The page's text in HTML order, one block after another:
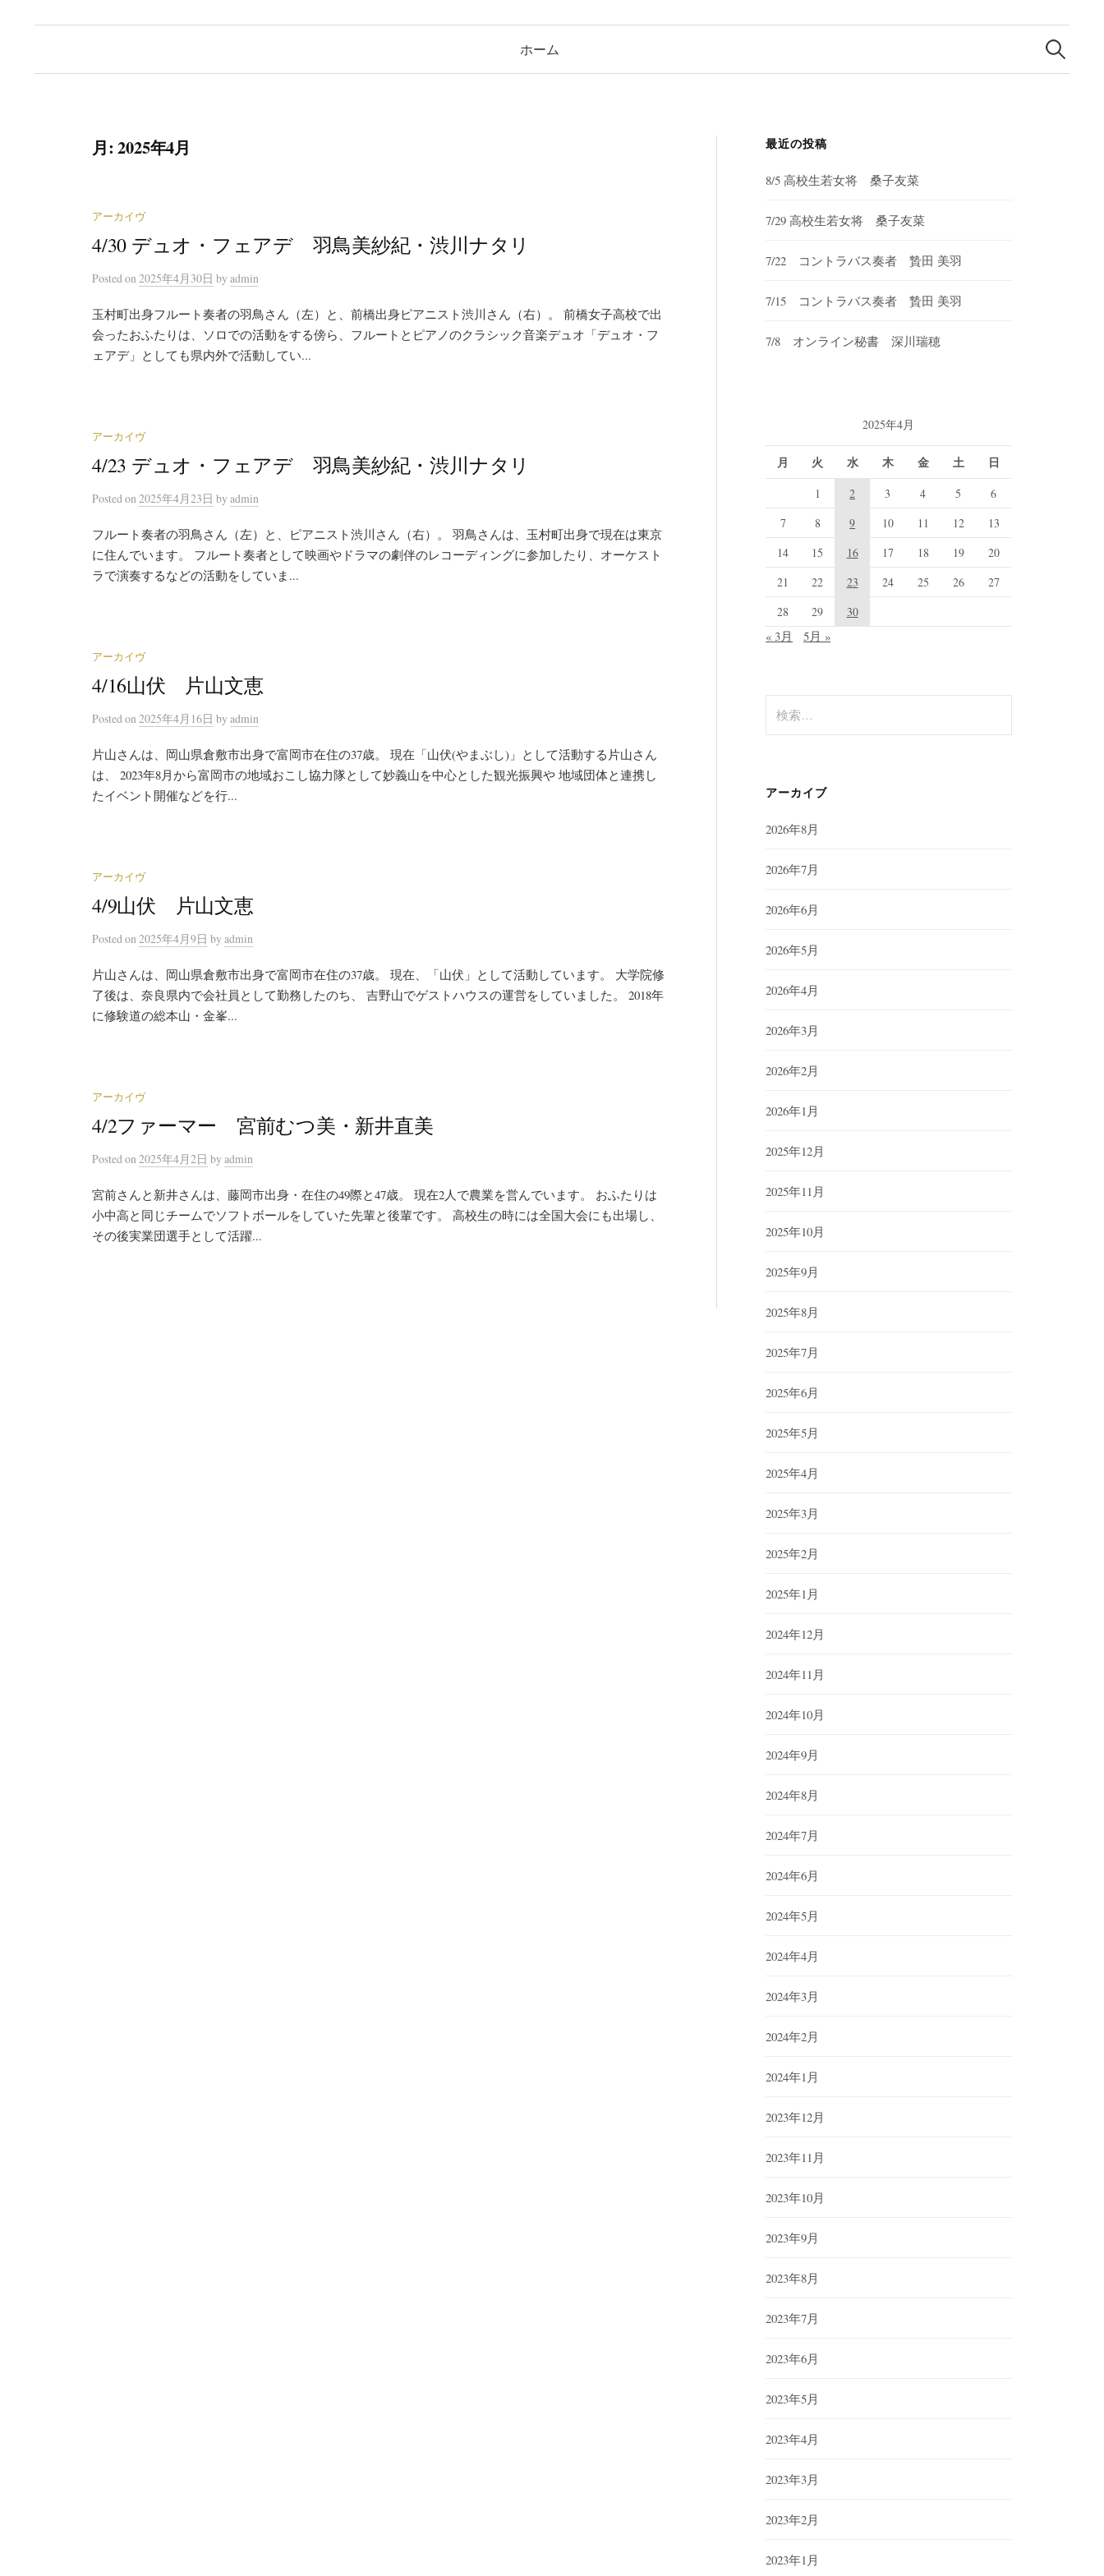
ホーム
検
索:
月:2025年4月
アーカイヴ
4/30 デュオ・フェアデ 羽鳥美紗紀・渋川ナタリ
Postedon 2025年4月30日 by admin
玉村町出身フルート奏者の羽鳥さん（左）と、前橋出身ピアニスト渋川さん（右）。 前橋女子高校で出
会ったおふたりは、ソロでの活動をする傍ら、フルートとピアノのクラシック音楽デュオ「デュオ・フ
ェアデ」としても県内外で活動してい...
アーカイヴ
4/23 デュオ・フェアデ 羽鳥美紗紀・渋川ナタリ
Postedon 2025年4月23日 by admin
フルート奏者の羽鳥さん（左）と、ピアニスト渋川さん（右）。 羽鳥さんは、玉村町出身で現在は東京
に住んでいます。 フルート奏者として映画やドラマの劇伴のレコーディングに参加したり、オーケスト
ラで演奏するなどの活動をしていま...
アーカイヴ
4/16山伏 片山文恵
Postedon 2025年4月16日 by admin
片山さんは、岡山県倉敷市出身で富岡市在住の37歳。 現在「山伏(やまぶし)」として活動する片山さん
は、 2023年8月から富岡市の地域おこし協力隊として妙義山を中心とした観光振興や 地域団体と連携し
たイベント開催などを行...
アーカイヴ
4/9山伏 片山文恵
Postedon 2025年4月9日 by admin
片山さんは、岡山県倉敷市出身で富岡市在住の37歳。 現在、「山伏」として活動しています。 大学院修
了後は、奈良県内で会社員として勤務したのち、 吉野山でゲストハウスの運営をしていました。 2018年
に修験道の総本山・金峯...
アーカイヴ
4/2ファーマー 宮前むつ美・新井直美
Postedon 2025年4月2日 by admin
宮前さんと新井さんは、藤岡市出身・在住の49際と47歳。 現在2人で農業を営んでいます。 おふたりは
小中高と同じチームでソフトボールをしていた先輩と後輩です。 高校生の時には全国大会にも出場し、
その後実業団選手として活躍...
最近の投稿
8/5 高校生若女将 桑子友菜
7/29 高校生若女将 桑子友菜
7/22 コントラバス奏者 贄田 美羽
7/15 コントラバス奏者 贄田 美羽
7/8 オンライン秘書 深川瑞穂
2025年4月
月 火 水 木 金 土 日
1 2 3 4 5
6
7
8 9 10 11 12
13
14
15 16 17 18 19
20
21
22 23 24 25 26
27
28
29 30
« 3月 5月 »
索:
アーカイブ
2026年8月
2026年7月
2026年6月
2026年5月
2026年4月
2026年3月
2026年2月
2026年1月
2025年12月
2025年11月
2025年10月
2025年9月
2025年8月
2025年7月
2025年6月
2025年5月
2025年4月
2025年3月
2025年2月
2025年1月
2024年12月
2024年11月
2024年10月
2024年9月
2024年8月
2024年7月
2024年6月
2024年5月
2024年4月
2024年3月
2024年2月
2024年1月
2023年12月
2023年11月
2023年10月
2023年9月
2023年8月
2023年7月
2023年6月
2023年5月
2023年4月
2023年3月
2023年2月
2023年1月